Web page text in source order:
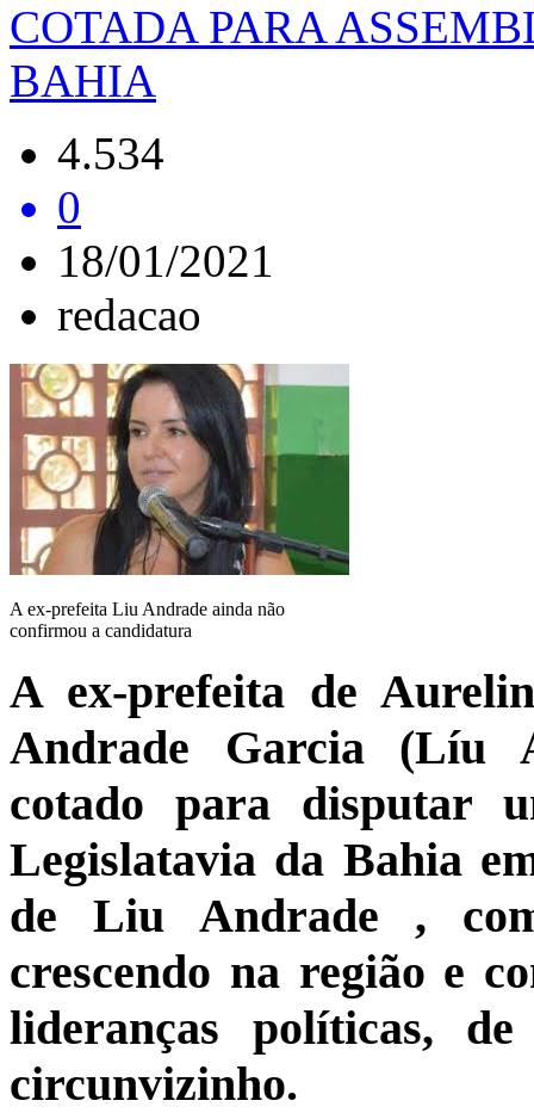
COTADA PARA
BAHIA
4.534
0
18/01/2021
redacao
A ex-prefeita Liu Andrade ainda não
confirmou a candidatura
A ex-prefeita de
Andrade Garcia (Líu
cotado para disputar
Legislatavia da Bahia
de Liu Andrade ,
crescendo na região e
lideranças políticas,
circunvizinho.